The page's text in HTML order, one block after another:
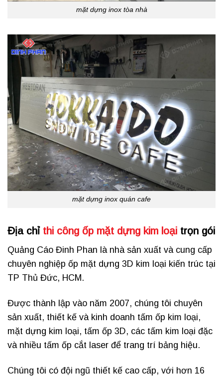
mặt dựng inox tòa nhà
mặt dựng inox quán cafe
Địa chỉ thi công ốp mặt dựng kim loại trọn gói
Quảng Cáo Đinh Phan là nhà sản xuất và cung cấp
chuyên nghiệp ốp mặt dựng 3D kim loại kiến trúc tại
TP Thủ Đức, HCM.
Được thành lập vào năm 2007, chúng tôi chuyên
sản xuất, thiết kế và kinh doanh tấm ốp kim loại,
mặt dựng kim loại, tấm ốp 3D, các tấm kim loại đặc
và nhiều tấm ốp cắt laser để trang trí bảng hiệu.
Chúng tôi có đội ngũ thiết kế cao cấp, với hơn 16